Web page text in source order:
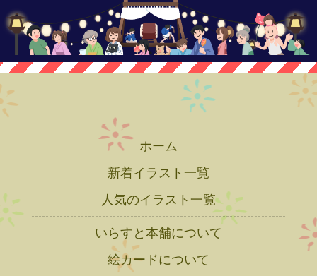
ホーム
新着イラスト一覧
人気のイラスト一覧
いらすと本舗について
絵カードについて